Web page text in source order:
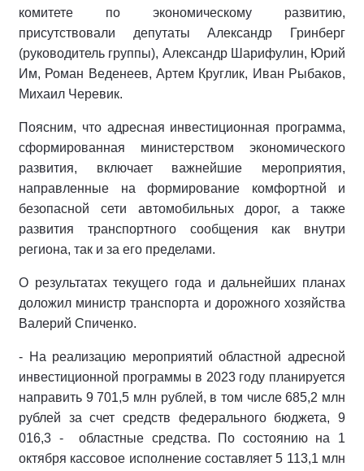
комитете по экономическому развитию,
присутствовали депутаты Александр Гринберг
(руководитель группы), Александр Шарифулин, Юрий
Им, Роман Веденеев, Артем Круглик, Иван Рыбаков,
Михаил Черевик.
Поясним, что адресная инвестиционная программа,
сформированная министерством экономического
развития, включает важнейшие мероприятия,
направленные на формирование комфортной и
безопасной сети автомобильных дорог, а также
развития транспортного сообщения как внутри
региона, так и за его пределами.
О результатах текущего года и дальнейших планах
доложил министр транспорта и дорожного хозяйства
Валерий Спиченко.
- На реализацию мероприятий областной адресной
инвестиционной программы в 2023 году планируется
направить 9 701,5 млн рублей, в том числе 685,2 млн
рублей за счет средств федерального бюджета, 9
016,3 -
областные средства. По состоянию на 1
октября кассовое исполнение составляет 5 113,1 млн